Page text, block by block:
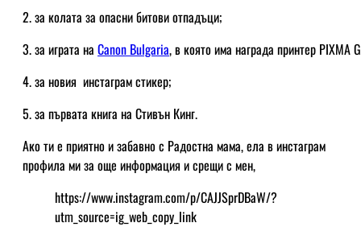
2. за колата за опасни битови отпадъци;
3. за играта на Canon Bulgaria, в която има награда принтер PIXMA
4. за новия инстаграм стикер;
5. за първата книга на Стивън Кинг.
Ако ти е приятно и забавно с Радостна мама, ела в инстаграм
профила ми за още информация и срещи с мен,
https://www.instagram.com/p/CAJJSprDBaW/?
utm_source=ig_web_copy_link